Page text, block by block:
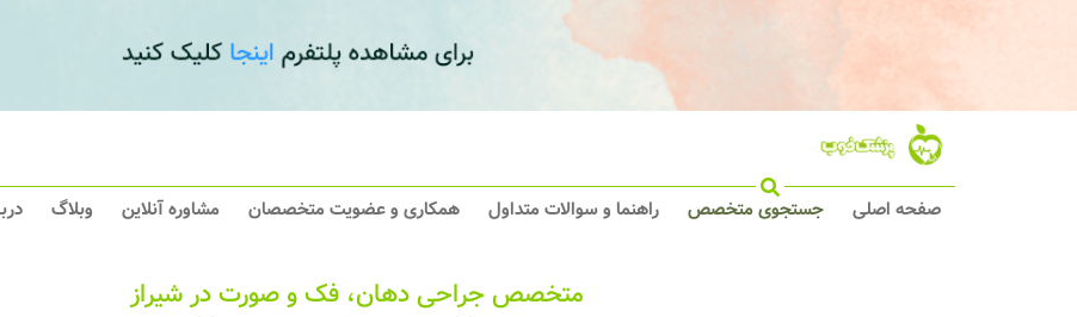
صفحه اصلی جستجوی متخصص راهنما و سوالات متداول همکاری و عضویت متخصصان مشاوره آنلاین وبلاگ
متخصص جراحی دهان، فک و صورت در شیراز